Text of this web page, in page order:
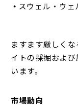
スウェル・ウェ
ますます厳しく
イトの採掘およ
います。
市場動向